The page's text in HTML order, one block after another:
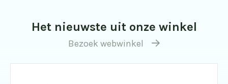
Het nieuwste uit onze winkel
Bezoek webwinkel